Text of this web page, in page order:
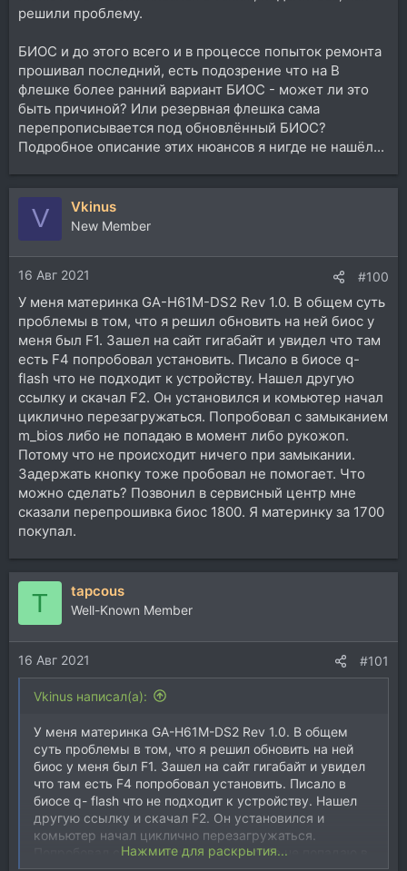
решили проблему.
БИОС и до этого всего и в процессе попыток ремонта
прошивал последний, есть подозрение что на В
флешке более ранний вариант БИОС - может ли это
быть причиной? Или резервная флешка сама
перепрописывается под обновлённый БИОС?
Подробное описание этих нюансов я нигде не нашёл...
V Vkinus
New Member
16 Авг 2021 #100
У меня материнка GA-H61M-DS2 Rev 1.0. В общем суть
проблемы в том, что я решил обновить на ней биос у
меня был F1. Зашел на сайт гигабайт и увидел что там
есть F4 попробовал установить. Писало в биосе q-
flash что не подходит к устройству. Нашел другую
ссылку и скачал F2. Он установился и комьютер начал
циклично перезагружаться. Попробовал с замыканием
m_bios либо не попадаю в момент либо рукожоп.
Потому что не происходит ничего при замыкании.
Задержать кнопку тоже пробовал не помогает. Что
можно сделать? Позвонил в сервисный центр мне
сказали перепрошивка биос 1800. Я материнку за 1700
покупал.
T tapcous
Well-Known Member
16 Авг 2021 #101
Vkinus написал(а):
У меня материнка GA-H61M-DS2 Rev 1.0. В общем
суть проблемы в том, что я решил обновить на ней
биос у меня был F1. Зашел на сайт гигабайт и увидел
что там есть F4 попробовал установить. Писало в
биосе q- flash что не подходит к устройству. Нашел
другую ссылку и скачал F2. Он установился и
комьютер начал циклично перезагружаться.
Попробовал с замыканием m_bios либо не попадаю в
Нажмите для раскрытия...